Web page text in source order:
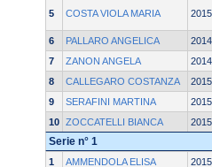
5 COSTA VIOLA MARIA 2015
6 PALLARO ANGELICA 2014
7
ZANON ANGELA 2014
8
CALLEGARO COSTANZA 2015
9
SERAFINI MARTINA 2015
10 ZOCCATELLI BIANCA 2015
Serie n° 1
1 AMMENDOLA ELISA 2015